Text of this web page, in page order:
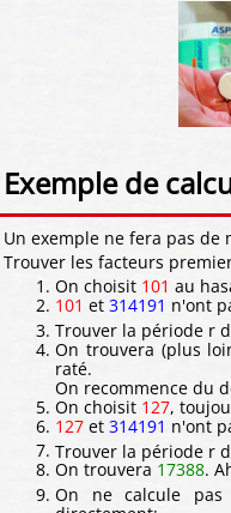
Exemple de
Un exemple ne fera pas de
Trouver les facteurs
On choisit 101 au
101 et 314191 n'ont
Trouver la période r
On trouvera (plus
raté.
On recommence du
On choisit 127,
127 et 314191 n'ont
Trouver la période r
On trouvera 17388.
On ne calcule pas